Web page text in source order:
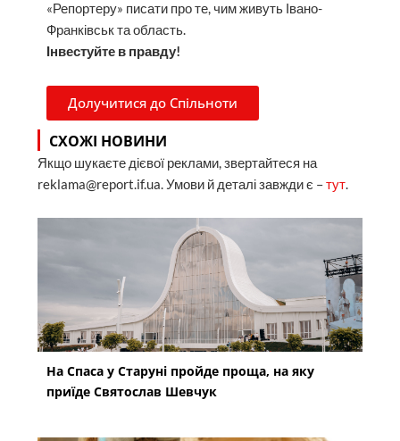
«Репортеру» писати про те, чим живуть Івано-
Франківськ та область.
Інвестуйте в правду!
Долучитися до Спільноти
СХОЖІ НОВИНИ
Якщо шукаєте дієвої реклами, звертайтеся на
reklama@report.if.ua. Умови й деталі завжди є –тут.
На Спаса у Старуні пройде проща, на яку
приїде Святослав Шевчук